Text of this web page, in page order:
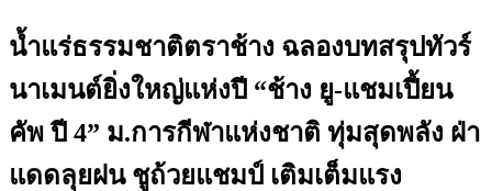
น้ำแร่ธรรมชาติตราช้าง ฉลองบทสรุปทัวร์
นาเมนต์ยิ่งใหญ่แห่งปี “ช้าง ยู-แชมเปี้ยน
คัพ ปี 4” ม.การกีฬาแห่งชาติ ทุ่มสุดพลัง ฝ่า
แดดลุยฝน ชูถ้วยแชมป์ เติมเต็มแรง